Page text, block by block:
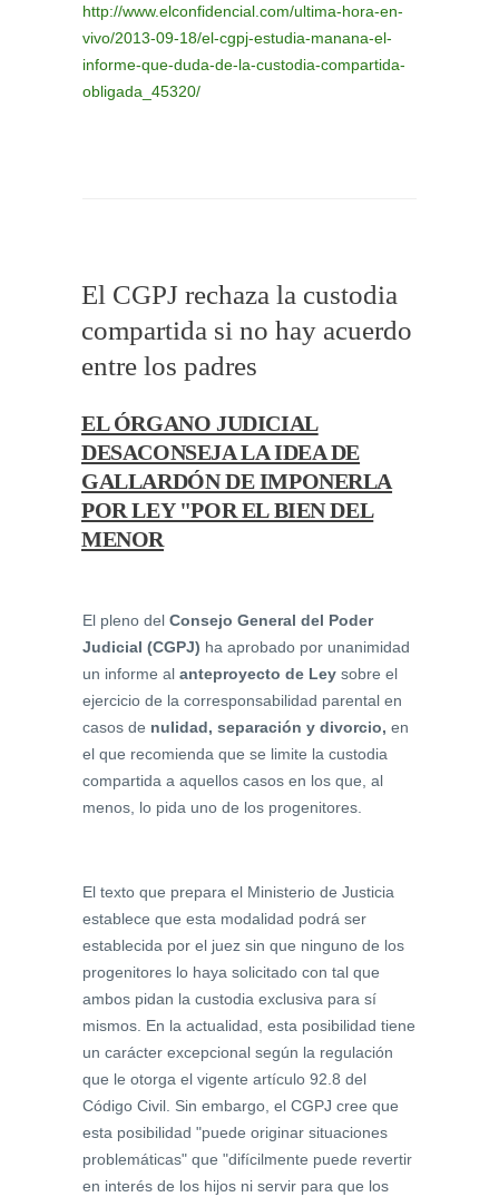
http://www.elconfidencial.com/ultima-hora-en-
vivo/2013-09-18/el-cgpj-estudia-manana-el-
informe-que-duda-de-la-custodia-compartida-
obligada_45320/
El CGPJ rechaza la custodia
compartida si no hay acuerdo
entre los padres
EL ÓRGANO JUDICIAL
DESACONSEJA LA IDEA DE
GALLARDÓN DE IMPONERLA
POR LEY "POR EL BIEN DEL
MENOR
El pleno del Consejo General del Poder
Judicial (CGPJ) ha aprobado por unanimidad
un informe al anteproyecto de Ley sobre el
ejercicio de la corresponsabilidad parental en
casos de nulidad, separación y divorcio, en
el que recomienda que se limite la custodia
compartida a aquellos casos en los que, al
menos, lo pida uno de los progenitores.
El texto que prepara el Ministerio de Justicia
establece que esta modalidad podrá ser
establecida por el juez sin que ninguno de los
progenitores lo haya solicitado con tal que
ambos pidan la custodia exclusiva para sí
mismos. En la actualidad, esta posibilidad tiene
un carácter excepcional según la regulación
que le otorga el vigente artículo 92.8 del
Código Civil. Sin embargo, el CGPJ cree que
esta posibilidad "puede originar situaciones
problemáticas" que "difícilmente puede revertir
en interés de los hijos ni servir para que los